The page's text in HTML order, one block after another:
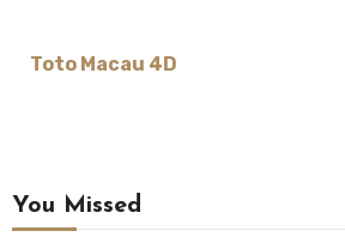
Toto Macau 4D
You Missed